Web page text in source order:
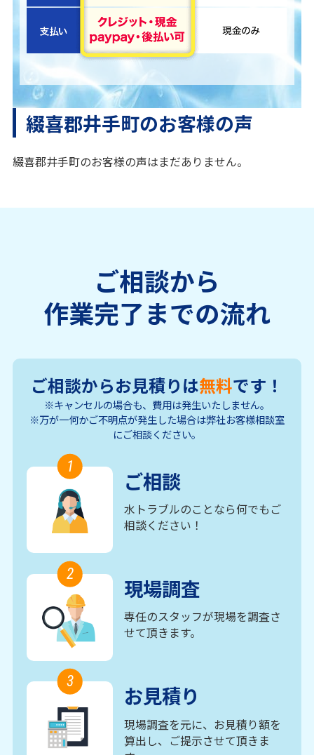
綴喜郡井手町のお客様の声
綴喜郡井手町のお客様の声はまだありません。
ご相談から
作業完了までの流れ
ご相談からお見積りは無料です！
※キャンセルの場合も、費用は発生いたしません。
※万が一何かご不明点が発生した場合は弊社お客様相談室
にご相談ください。
1
ご相談
水トラブルのことなら何でもご
相談ください！
2
現場調査
専任のスタッフが現場を調査さ
せて頂きます。
3
お見積り
現場調査を元に、お見積り額を
算出し、ご提示させて頂きま